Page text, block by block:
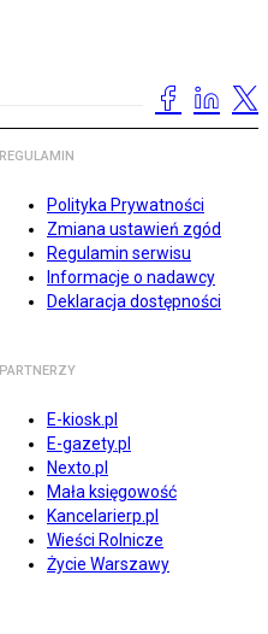
REGULAMIN
Polityka Prywatności
Zmiana ustawień zgód
Regulamin serwisu
Informacje o nadawcy
Deklaracja dostępności
PARTNERZY
E-kiosk.pl
E-gazety.pl
Nexto.pl
Mała księgowość
Kancelarierp.pl
Wieści Rolnicze
Życie Warszawy